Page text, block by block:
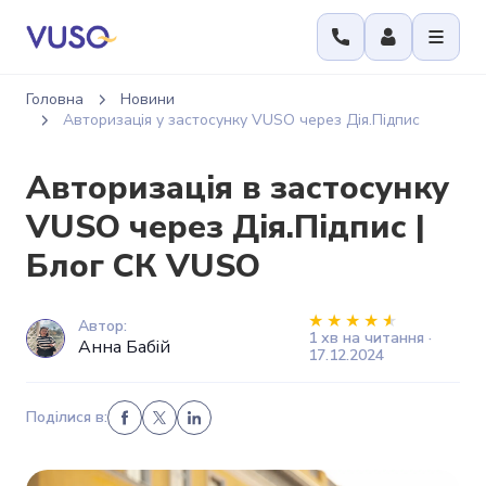
Головна
Новини
Авторизація у застосунку VUSO через Дія.Підпис
Авторизація в застосунку
VUSO через Дія.Підпис |
Блог СК VUSO
Автор:
Анна Бабій
1 хв на читання ·
17.12.2024
Поділися в: